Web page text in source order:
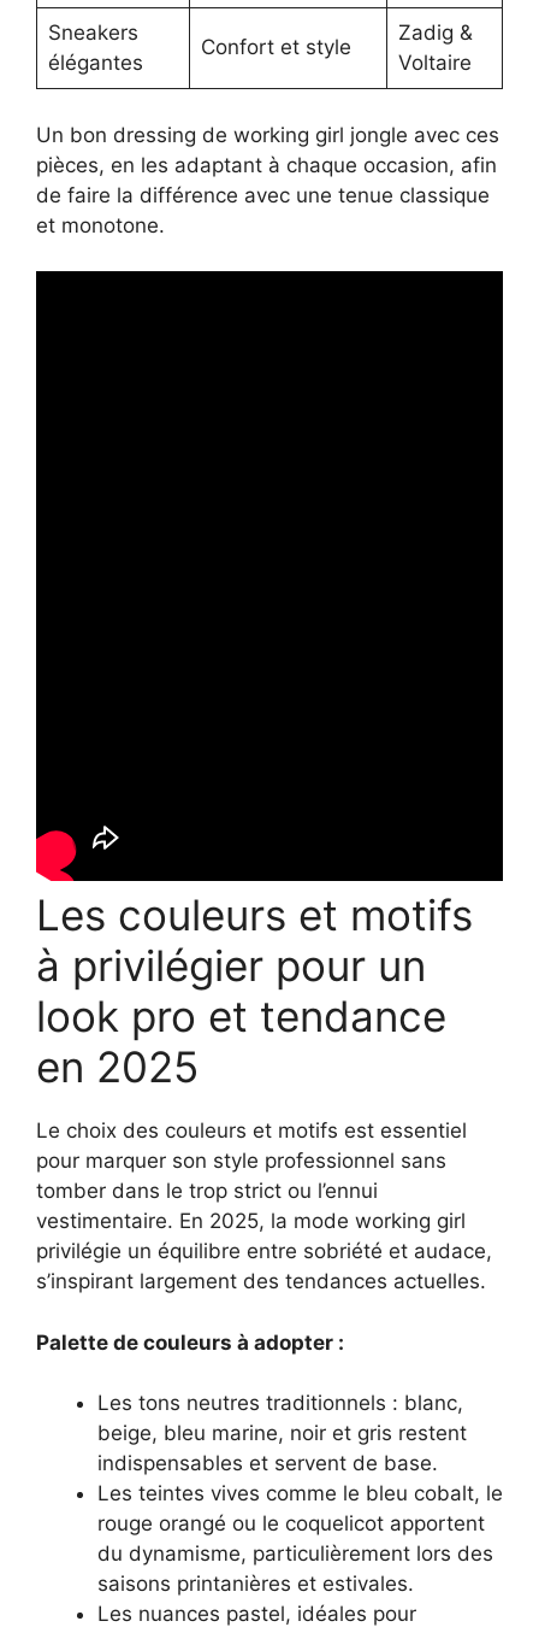
Sneakers
élégantes
Confort et style
Zadig &
Voltaire
Un bon dressing de working girl jongle avec ces
pièces, en les adaptant à chaque occasion, afin
de faire la différence avec une tenue classique
et monotone.
Les couleurs et motifs
à privilégier pour un
look pro et tendance
en 2025
Le choix des couleurs et motifs est essentiel
pour marquer son style professionnel sans
tomber dans le trop strict ou l’ennui
vestimentaire. En 2025, la mode working girl
privilégie un équilibre entre sobriété et audace,
s’inspirant largement des tendances actuelles.
Palette de couleurs à adopter :
Les tons neutres traditionnels : blanc,
beige, bleu marine, noir et gris restent
indispensables et servent de base.
Les teintes vives comme le bleu cobalt, le
rouge orangé ou le coquelicot apportent
du dynamisme, particulièrement lors des
saisons printanières et estivales.
Les nuances pastel, idéales pour